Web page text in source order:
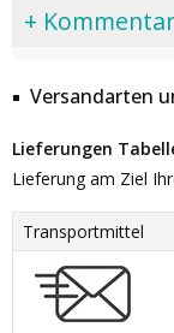
+
Versandarten
Lieferungen
Lieferung am Ziel
Transportmittel